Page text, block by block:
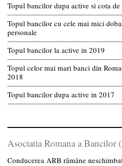
Topul bancilor dupa active si cota
Topul bancilor cu cele mai mici
personale
Topul bancilor la active in 2019
Topul celor mai mari banci din
2018
Topul bancilor dupa active in 2017
Asociatia Romana a Bancilor
Conducerea ARB rămâne